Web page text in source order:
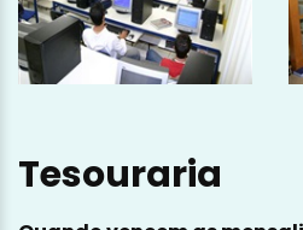
Tesouraria